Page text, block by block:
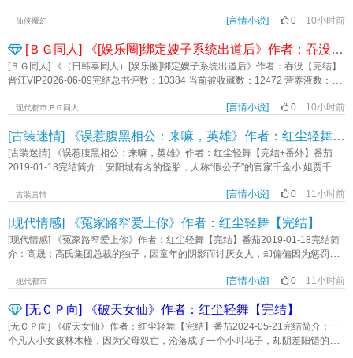
配又让男主们沦陷了》作者：猫鱼爱吃甜瓜
月，每周有三天会准时回家吃饭。 第三月，他堂而皇之的住进了主卧。
手里这张不限额的黑卡陷入沉思，婚前协议说她每月只能领到三百万生活费，像
在上班打卡。 后来被宠溺的娇蛮小姑娘不服管，去夜店点男模被抓现行——
底气不足且心虚 他嗓音低沉，手流连最爱的细腰处：“老公不能满足你？居然
婚书，他将想念多年的人护在怀中，给她港湾。 标签：现代言情 婚恋情缘《港
醒后，她看着自己从梦中得来的空间，陷入深思：手握空间系统，她是不是可以
妙妙带着家人坐在家里看着电视吃着火锅； 在别人为了一件毛衣大打出手的
时候，黎妙妙带着家人穿着厚棉袄在院子里堆雪人； 在别人手拿好不容易得
来的一颗晶核苦哈哈躲在角落提升异能的时候，黎妙妙带着家人坐在空间的草地
时，黎妙妙摸了摸下巴：是时候该解决人生大事了。 她制止了旁边鬼鬼祟祟
空间 末世危机《末世后我全家凭空间躺赢》作者：柠檬美白
仙侠魔幻 [言情小说] 0 10小时前
[ＢＧ同人] 《[娱乐圈]绑定嫂子系统出道后》作者：吞没【完结】
[ＢＧ同人] 《（日韩泰同人）[娱乐圈]绑定嫂子系统出道后》作者：吞没【完结】
晋江VIP2026-06-09完结总书评数：10384 当前被收藏数：12472 营养液数：
种嫂子系统”。 不当关种会虚弱，不当嫂子会死亡，说好当嫂子，你怎么转头
当然是卖给私生赚一笔再说。 抽奖获得“让某人留意到，并深入了解你”这一私
联利器，沈清雅转头投给选拔经纪人，进了出道预备役。 至于“让两男为争夺
你打架”的buff，这和boss直聘有什么区别？ 爱豆打架是事故，两大社代表打
配得到幸福吗？ ps： 沈清雅（Sim Cheong A），英文名Chythia，领
炽 2. 依靠嫂子系统积攒点数，逐渐提升属性，每种属性上限15 3. 前期主
要点美貌，后期取得点数困难，技能提升都靠勤学苦练 4. 特点：能屈能伸，
爱（扣）财（门） 5. 主：次/档/符 主页预收文，下一本开： 哥哥对妹
起，他亲手带大、每天黏着他的妹妹，忽然开始讨厌他。 直到从朋友那得
的同人老师发了私信，准备高价定制一篇属于哥哥的泥塑嬷文。 “老师，礼貌
敲敲，接定制吗？我想让车银优当我姐姐。” 隔壁床的aeri看着要求陷入沉
思，这对吗。 内容标签： 娱乐圈 日韩泰 系统 爽文 升级流 乙女向 主角视
现代都市,BＧ同人 [言情小说] 0 10小时前
[古装迷情] 《误惹腹黑相公：来嘛，英雄》作者：红尘轻舞【完结+番外】
[古装迷情] 《误惹腹黑相公：来嘛，英雄》作者：红尘轻舞【完结+番外】番茄
2019-01-18完结简介：安阳城有名的怪胎，人称“假公子”的官家千金小 姐贾千
章，因此惹来无穷事端。出手豪阔的贵公子，名震江湖的第一山庄少庄主，深藏
子呢？《误惹腹黑相公：来嘛，英雄》作者：红尘轻舞
古装言情 [言情小说] 0 11小时前
[现代情感] 《冤家路窄爱上你》作者：红尘轻舞【完结】
[现代情感] 《冤家路窄爱上你》作者：红尘轻舞【完结】番茄2019-01-18完结简
介：高晟；高氏集团总裁的独子，因童年的阴影而讨厌女人，却偏偏因为惩罚一
胆小怕事偏又爱耍点小聪明，头脑一发热偏又胆大无比的小女子，因为一次小小
后，被高晟的父亲收为义子，和高晟是死党。被称为大众情人，花花公子的他偏
偏从骨子里渴望一份纯真的爱情。爱情到底是什么？是选择放手，还是执子之
手，与子偕老？只是在这场感情纠缠中，谁又丢失了谁的心？都说冤家路窄，想
现代都市 [言情小说] 0 11小时前
[无ＣＰ向] 《破天女仙》作者：红尘轻舞【完结】
[无ＣＰ向] 《破天女仙》作者：红尘轻舞【完结】番茄2024-05-21完结简介：一
个凡人小女孩林木槿，因为父母双亡，沦落成了一个小叫花子，却阴差阳错的走